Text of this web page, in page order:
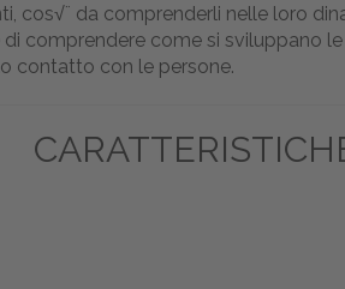
cos√¨ da comprenderli nelle loro
comprendere come si sviluppano le
contatto con le persone.